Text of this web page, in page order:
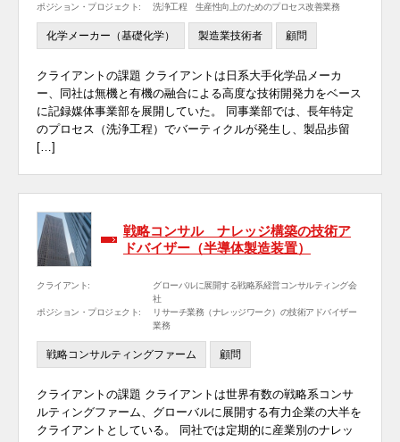
ポジション・プロジェクト:
洗浄工程 生産性向上のためのプロセス改善業務
化学メーカー（基礎化学） 製造業技術者 顧問
クライアントの課題 クライアントは日系大手化学品メーカ
ー、同社は無機と有機の融合による高度な技術開発力をベース
に記録媒体事業部を展開していた。 同事業部では、長年特定
のプロセス（洗浄工程）でバーティクルが発生し、製品歩留
[…]
戦略コンサル ナレッジ構築の技術ア
ドバイザー（半導体製造装置）
クライアント:
グローバルに展開する戦略系経営コンサルティング会
社
ポジション・プロジェクト:
リサーチ業務（ナレッジワーク）の技術アドバイザー
業務
戦略コンサルティングファーム 顧問
クライアントの課題 クライアントは世界有数の戦略系コンサ
ルティングファーム、グローバルに展開する有力企業の大半を
クライアントとしている。 同社では定期的に産業別のナレッ